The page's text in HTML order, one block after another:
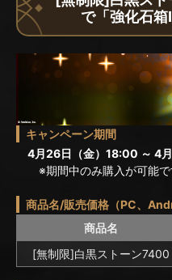
で「強化石箱
キャンペーン期間
4月26日（金）18:00 ～ 4
※期間中のみ購入が可能で
商品名/販売価格（PC、
商品名
[無制限]白黒ストーン7400